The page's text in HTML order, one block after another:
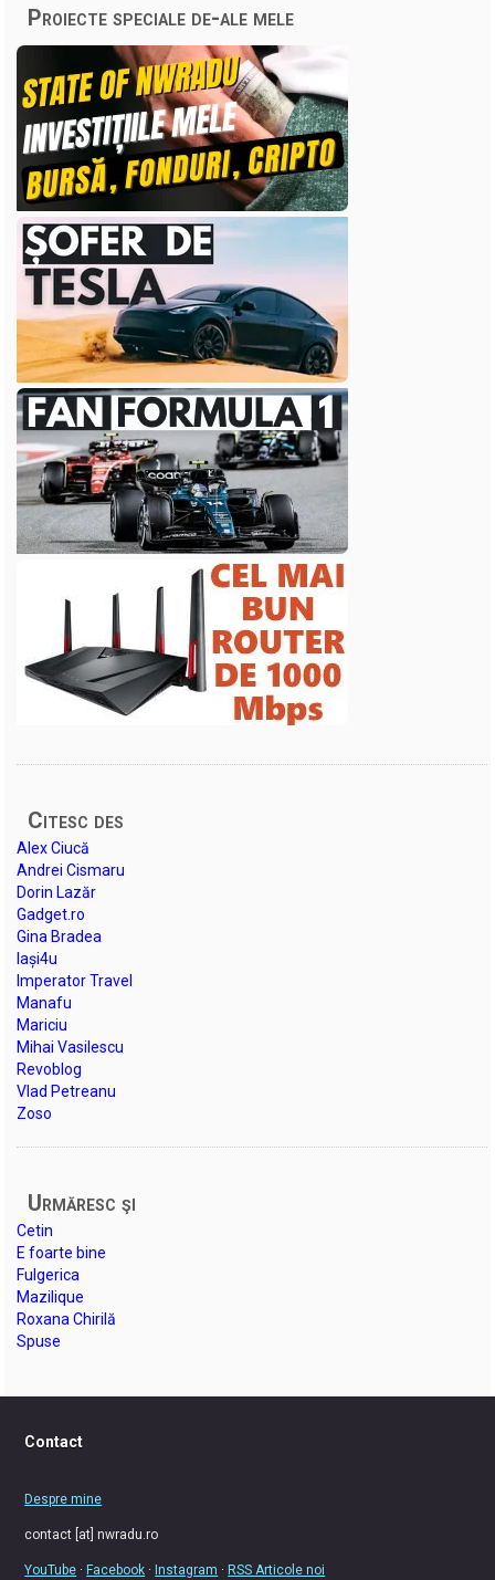
Proiecte speciale de-ale mele
Citesc des
Alex Ciucă
Andrei Cismaru
Dorin Lazăr
Gadget.ro
Gina Bradea
Iași4u
Imperator Travel
Manafu
Mariciu
Mihai Vasilescu
Revoblog
Vlad Petreanu
Zoso
Urmăresc şi
Cetin
E foarte bine
Fulgerica
Mazilique
Roxana Chirilă
Spuse
Contact
Despre mine
contact [at] nwradu.ro
YouTube ·Facebook ·Instagram ·RSS Articole noi